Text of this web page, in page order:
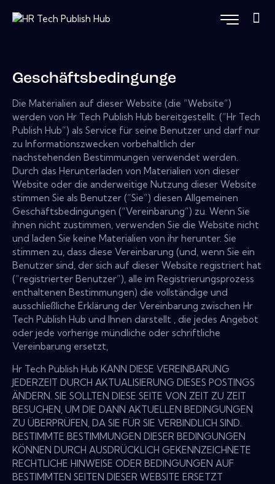
Geschäftsbedingunge
Die Materialien auf dieser Website (die “Website”)
werden von Hr Tech Publish Hub bereitgestellt. (“Hr Tech
Publish Hub”) als Service für seine Benutzer und darf nur
zu Informationszwecken vorbehaltlich der
nachstehenden Bestimmungen verwendet werden.
Durch das Herunterladen von Materialien von dieser
Website oder die anderweitige Nutzung dieser Website
stimmen Sie als Benutzer (“Sie”) diesen Allgemeinen
Geschäftsbedingungen (“Vereinbarung”) zu. Wenn Sie
ihnen nicht zustimmen, verwenden Sie die Website nicht
und laden Sie keine Materialien von ihr herunter. Sie
stimmen zu, dass diese Vereinbarung (und, wenn Sie ein
Benutzer sind, der sich auf dieser Website registriert hat
(“registrierter Benutzer”), alle im Registrierungsprozess
enthaltenen Bestimmungen) die vollständige und
ausschließliche Erklärung der Vereinbarung zwischen Hr
Tech Publish Hub und Ihnen darstellt , die jedes Angebot
oder jede vorherige mündliche oder schriftliche
Vereinbarung ersetzt,
Hr Tech Publish Hub KANN DIESE VEREINBARUNG
JEDERZEIT DURCH AKTUALISIERUNG DIESES POSTINGS
ÄNDERN. SIE SOLLTEN DIESE SEITE VON ZEIT ZU ZEIT
BESUCHEN, UM DIE DANN AKTUELLEN BEDINGUNGEN
ZU ÜBERPRÜFEN, DA SIE FÜR SIE VERBINDLICH SIND.
BESTIMMTE BESTIMMUNGEN DIESER BEDINGUNGEN
KÖNNEN DURCH AUSDRÜCKLICH GEKENNZEICHNETE
RECHTLICHE HINWEISE ODER BEDINGUNGEN AUF
BESTIMMTEN SEITEN DIESER WEBSITE ERSETZT